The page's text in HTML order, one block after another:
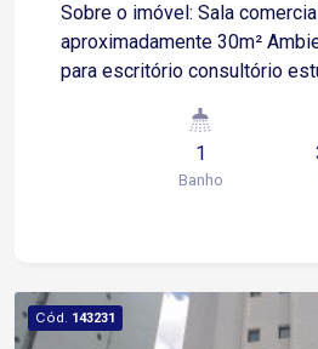
Sobre o imóvel: Sala
aproximadamente 30m² Ambiente versátil ideal
para escritório consultório
Espaço com boa iluminação
adaptação de layout
Avenida Afonso Vergueiro
ao Centro A 4 minutos da Avenida Eugênio
1
Banho
Cód. 143231